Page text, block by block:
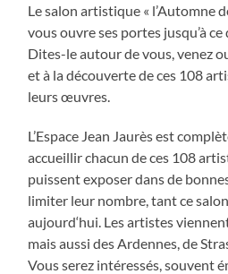
Le salon artistique « l’Automne
vous ouvre ses portes jusqu’à
Dites-le autour de vous, venez
et à la découverte de ces 108
leurs œuvres.
L’Espace Jean Jaurès est
accueillir chacun de ces 108
puissent exposer dans de
limiter leur nombre, tant ce
aujourd‘hui. Les artistes
mais aussi des Ardennes, de
Vous serez intéressés, souvent